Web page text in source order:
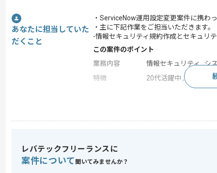
あなたに担当していた
だくこと
・ServiceNow運用設定変更案件に携わ
・主に下記作業をご担当いただきます。
-情報セキュリティ規約作成とセキュリ
この案件のポイント
業務内容
情報セキュリティ , シ
特徴
20代活躍中 , 30代活躍
スキルに不安がある方へ
上記に似た経験やスキルをお持ちであれば
レバテックフリーランスに
案件について 聞いてみませんか？